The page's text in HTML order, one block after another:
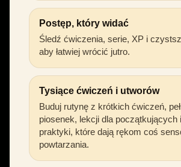
Postęp, który widać
Śledź ćwiczenia, serie, XP i
aby łatwiej wrócić jutro.
Tysiące ćwiczeń i utworów
Buduj rutynę z krótkich ćwiczeń,
piosenek, lekcji dla początkujących
praktyki, które dają rękom coś
powtarzania.